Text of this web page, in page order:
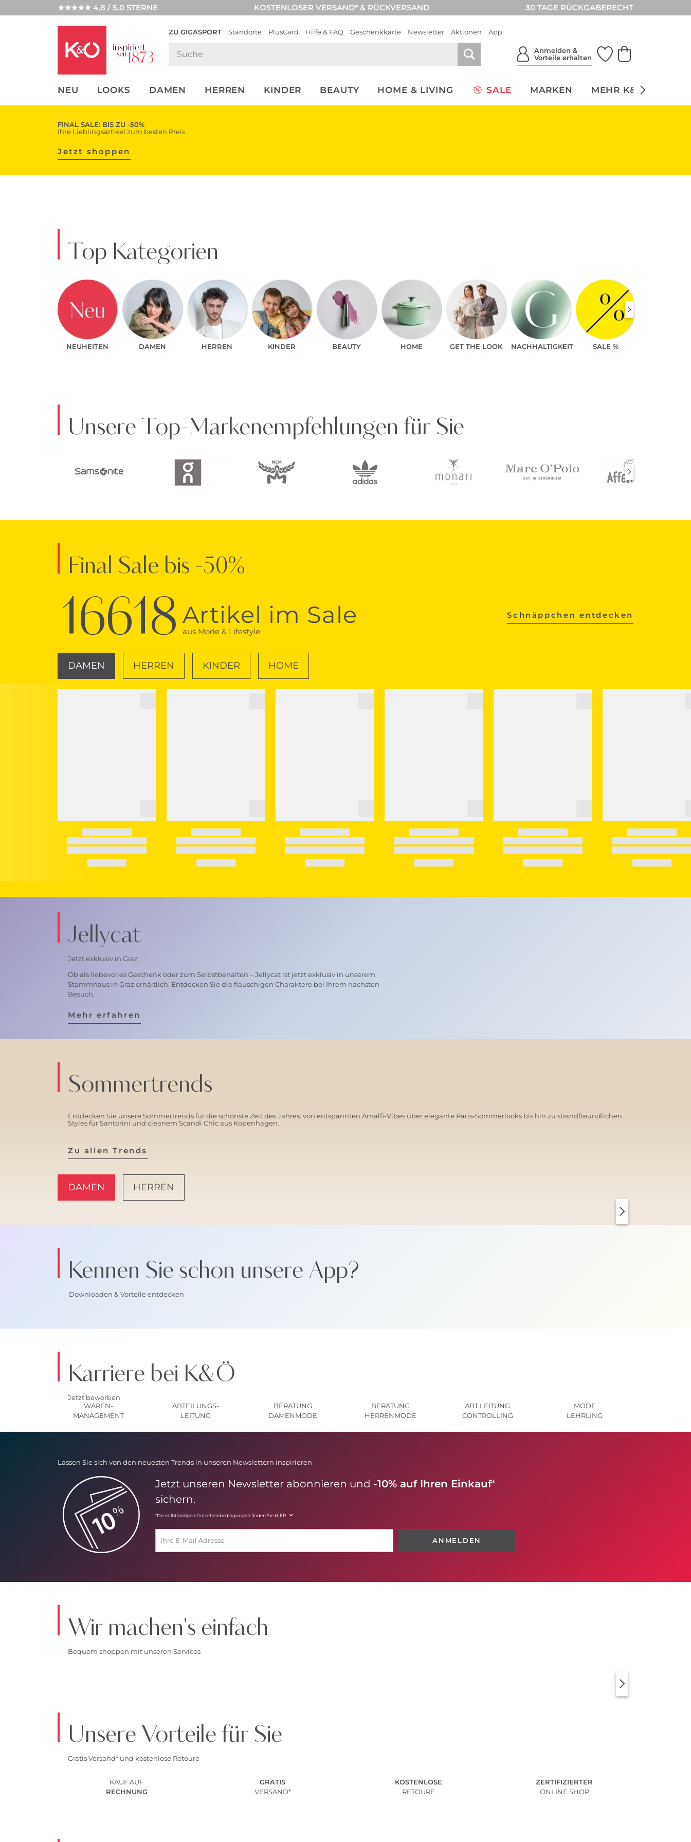
★★★★★ 4,8 / 5,0 STERNE KOSTENLOSER VERSAND* & RÜCKVERSAND 30 TAGE RÜCKGABERECHT
ZU GIGASPORT Standorte PlusCard Hilfe & FAQ Geschenkkarte Newsletter Aktionen App
Anmelden &
Vorteile erhalten
NEU LOOKS DAMEN HERREN KINDER BEAUTY HOME & LIVING SALE MARKEN MEHR K&Ö
UNSERE APP
CLICK &
FINAL SALE: BIS ZU -50%
Ihre Lieblingsartikel zum besten Preis
Jetzt shoppen
Top Kategorien
NEUHEITEN DAMEN HERREN KINDER BEAUTY HOME GET THE LOOK NACHHALTIGKEIT SALE %
Unsere Top-Markenempfehlungen für Sie
Final Sale bis -50%
16618 Artikel im Sale
aus Mode & Lifestyle
Schnäppchen entdecken
DAMEN HERREN KINDER HOME
Jellycat
Jetzt exklusiv in Graz
Ob als liebevolles Geschenk oder zum Selbstbehalten – Jellycat ist jetzt exklusiv in unserem
Stammhaus in Graz erhältlich. Entdecken Sie die flauschigen Charaktere bei Ihrem nächsten
Besuch.
Mehr erfahren
Sommertrends
Entdecken Sie unsere Sommertrends für die schönste Zeit des Jahres: von entspannten Amalfi-Vibes über elegante Paris-Sommerlooks bis hin zu strandfreundlichen
Styles für Santorini und cleanem Scandi Chic aus Kopenhagen.
Zu allen Trends
DAMEN HERREN
Kennen Sie schon unsere App?
Downloaden & Vorteile entdecken
Karriere bei K&Ö
Jetzt bewerben
WAREN-
MANAGEMENT
ABTEILUNGS-
LEITUNG
BERATUNG
DAMENMODE
BERATUNG
HERRENMODE
ABT.LEITUNG
CONTROLLING
MODE
LEHRLING
Lassen Sie sich von den neuesten Trends in unseren Newslettern inspirieren
Jetzt unseren Newsletter abonnieren und -10% auf Ihren Einkauf*
sichern.
*Die vollständigen Gutscheinbedingungen finden Sie HIER
ANMELDEN
Wir machen's einfach
Bequem shoppen mit unseren Services
Unsere Vorteile für Sie
Gratis Versand* und kostenlose Retoure
KAUF AUF
RECHNUNG
GRATIS
VERSAND*
KOSTENLOSE
RETOURE
ZERTIFIZIERTER
ONLINE SHOP